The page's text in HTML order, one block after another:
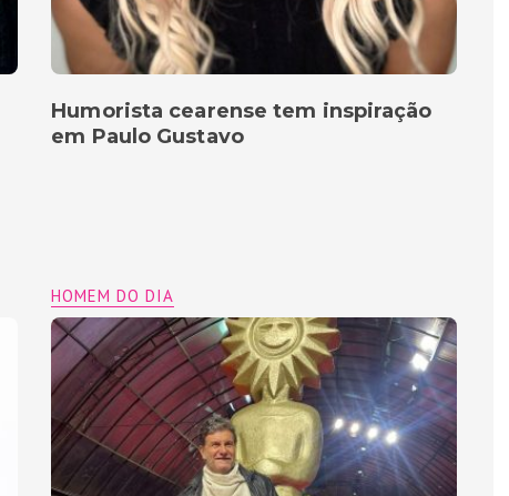
Humorista cearense tem inspiração
em Paulo Gustavo
HOMEM DO DIA